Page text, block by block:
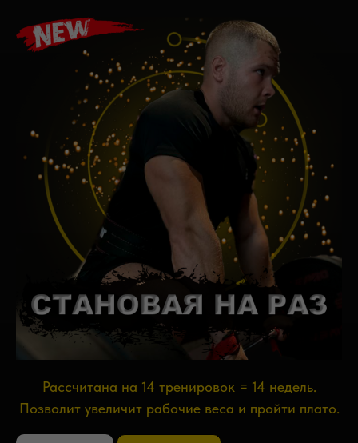
Рассчитана на 14 тренировок = 14 недель.
Позволит увеличит рабочие веса и пройти плато.